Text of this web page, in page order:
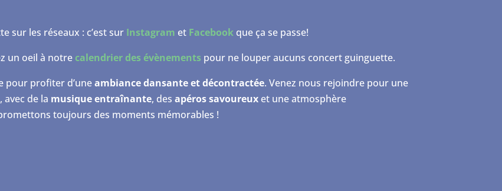
sur les réseaux : c’est sur Instagram et Facebook que ça se passe!
un oeil à notre calendrier des évènements pour ne louper aucuns concert guinguette.
pour profiter d’uneambiance dansante et décontractée. Venez nous rejoindre pour une
avec de la musique entraînante, desapéros savoureux et une atmosphère
toujours des moments mémorables !